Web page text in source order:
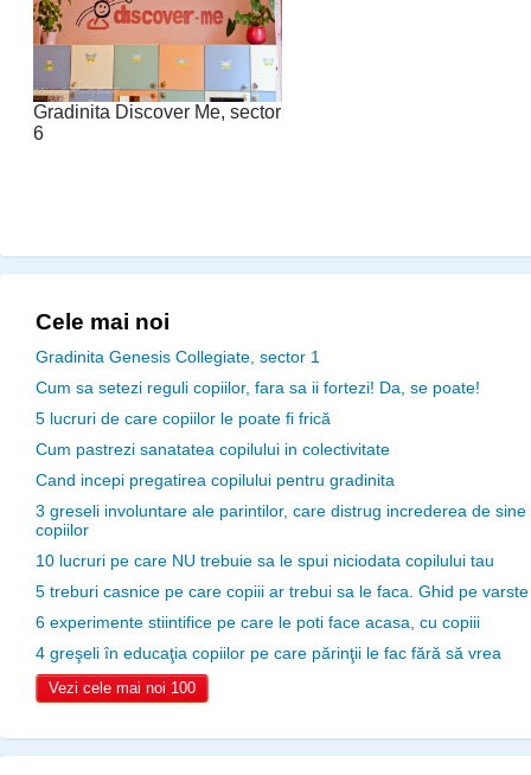
Gradinita Discover Me, sector
6
Cele mai noi
Gradinita Genesis Collegiate, sector 1
Cum sa setezi reguli copiilor, fara sa ii fortezi! Da, se poate!
5 lucruri de care copiilor le poate fi frică
Cum pastrezi sanatatea copilului in colectivitate
Cand incepi pregatirea copilului pentru gradinita
3 greseli involuntare ale parintilor, care distrug increderea de sine
copiilor
10 lucruri pe care NU trebuie sa le spui niciodata copilului tau
5 treburi casnice pe care copiii ar trebui sa le faca. Ghid pe varste
6 experimente stiintifice pe care le poti face acasa, cu copiii
4 greşeli în educaţia copiilor pe care părinţii le fac fără să vrea
Vezi cele mai noi 100